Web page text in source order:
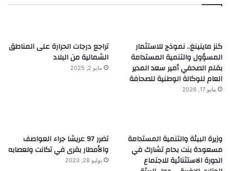
كنز ماينينغ.. نموذج للاستثمار
المسؤول والتنمية المستدامة
بقلم الصحفي أمير سعد المدير
العام للوكالة الوطنية للصحافة
مايو 17, 2026
تراجع درجات الحرارة على المناطق
الشمالية من البلاد
مايو 2, 2025
وزيرة البيئة والتنمية المستدامة
مسعودة بنت بحام تشارك في
الدورة الاستثنائية للاجتماع
تضرر 97 عريشا جراء العواصف
والأمطار بقرى في تكانت ولعصابه
يوليو 28, 2023